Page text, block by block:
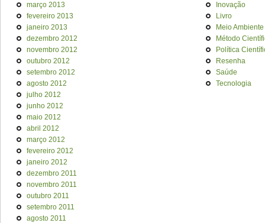
março 2013
fevereiro 2013
janeiro 2013
dezembro 2012
novembro 2012
outubro 2012
setembro 2012
agosto 2012
julho 2012
junho 2012
maio 2012
abril 2012
março 2012
fevereiro 2012
janeiro 2012
dezembro 2011
novembro 2011
outubro 2011
setembro 2011
agosto 2011
Inovação
Livro
Meio Ambiente
Método
Política
Resenha
Saúde
Tecnologia